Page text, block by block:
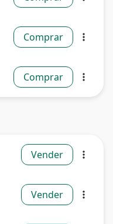
Comprar more_vert
Comprar more_vert
Vender more_vert
Vender more_vert